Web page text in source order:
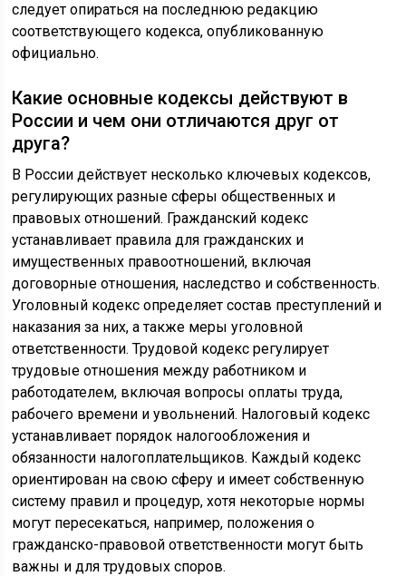
следует опираться на последнюю редакцию
соответствующего кодекса, опубликованную
официально.
Какие основные кодексы действуют в
России и чем они отличаются друг от
друга?
В России действует несколько ключевых кодексов,
регулирующих разные сферы общественных и
правовых отношений. Гражданский кодекс
устанавливает правила для гражданских и
имущественных правоотношений, включая
договорные отношения, наследство и собственность.
Уголовный кодекс определяет состав преступлений и
наказания за них, а также меры уголовной
ответственности. Трудовой кодекс регулирует
трудовые отношения между работником и
работодателем, включая вопросы оплаты труда,
рабочего времени и увольнений. Налоговый кодекс
устанавливает порядок налогообложения и
обязанности налогоплательщиков. Каждый кодекс
ориентирован на свою сферу и имеет собственную
систему правил и процедур, хотя некоторые нормы
могут пересекаться, например, положения о
гражданско-правовой ответственности могут быть
важны и для трудовых споров.